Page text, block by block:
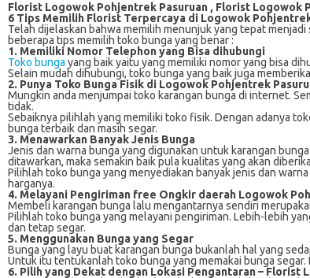
Florist Logowok Pohjentrek Pasuruan , Florist Logowok
6 Tips Memilih Florist Terpercaya di Logowok
Telah dijelaskan bahwa memilih menunjuk yang tepat
beberapa tips memilih toko bunga yang benar :
1. Memiliki Nomor Telephon yang Bisa dihubungi
Toko bunga yang baik yaitu yang memiliki nomor yang bisa
Selain mudah dihubungi, toko bunga yang baik juga
2. Punya Toko Bunga Fisik di Logowok Pohjentrek
Mungkin anda menjumpai toko karangan bunga di internet.
tidak.
Sebaiknya pilihlah yang memiliki toko fisik. Dengan adanya
bunga terbaik dan masih segar.
3. Menawarkan Banyak Jenis Bunga
Jenis dan warna bunga yang digunakan untuk karangan
ditawarkan, maka semakin baik pula kualitas yang akan
Pilihlah toko bunga yang menyediakan banyak jenis dan
harganya.
4. Melayani Pengiriman free Ongkir daerah Logowok
Membeli karangan bunga lalu mengantarnya sendiri
Pilihlah toko bunga yang melayani pengiriman. Lebih-lebih
dan tetap segar.
5. Menggunakan Bunga yang Segar
Bunga yang layu buat karangan bunga bukanlah hal yang
Untuk itu tentukanlah toko bunga yang memakai bunga
6. Pilih yang Dekat dengan Lokasi Pengantaran – Florist